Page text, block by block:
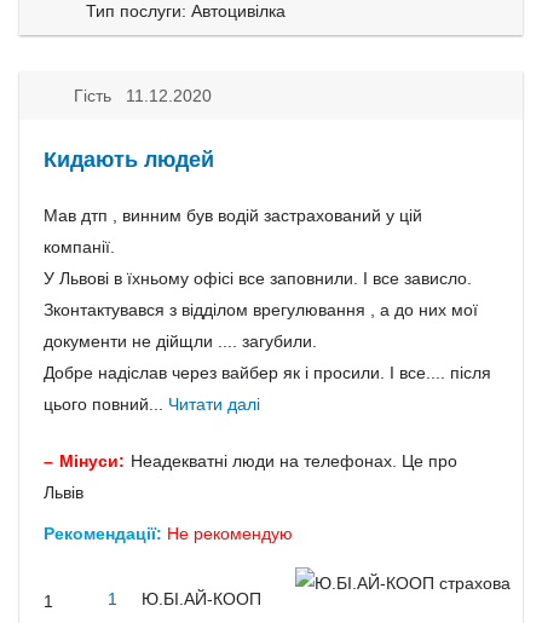
Тип послуги: Автоцивілка
Гість 11.12.2020
Кидають людей
Мав дтп , винним був водій застрахований у цій
компанії.
У Львові в їхньому офісі все заповнили. І все зависло.
Зконтактувався з відділом врегулювання , а до них мої
документи не дійщли .... загубили.
Добре надіслав через вайбер як і просили. І все.... після
цього повний... Читати далі
Мінуси: Неадекватні люди на телефонах. Це про
Львів
Рекомендації: Не рекомендую
1 1 Ю.БІ.АЙ-КООП